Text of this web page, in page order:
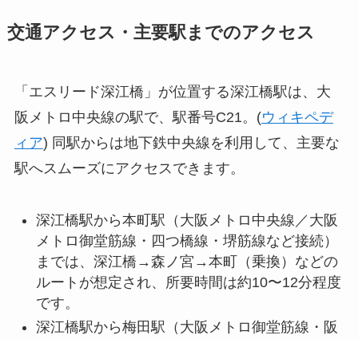
交通アクセス・主要駅までのアクセス
「エスリード深江橋」が位置する深江橋駅は、大
阪メトロ中央線の駅で、駅番号C21。(ウィキペデ
ィア) 同駅からは地下鉄中央線を利用して、主要な
駅へスムーズにアクセスできます。
深江橋駅から本町駅（大阪メトロ中央線／大阪
メトロ御堂筋線・四つ橋線・堺筋線など接続）
までは、深江橋→森ノ宮→本町（乗換）などの
ルートが想定され、所要時間は約10〜12分程度
です。
深江橋駅から梅田駅（大阪メトロ御堂筋線・阪